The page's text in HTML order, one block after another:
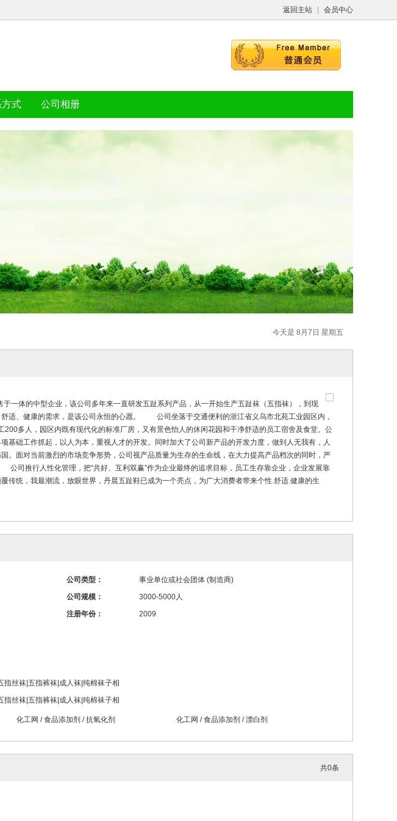
返回主站 会员中心
式 公司相册
今天是 8月7日 星期五
一体的中型企业，该公司多年来一直研发五趾系列产品，从一开始生产五趾袜（五指袜），到现
适、健康的需求，是该公司永恒的心愿。 公司坐落于交通便利的浙江省义乌市北苑工业园区内，
多人，园区内既有现代化的标准厂房，又有景色怡人的休闲花园和干净舒适的员工宿舍及食堂。公
基础工作抓起，以人为本，重视人才的开发。同时加大了公司新产品的开发力度，做到人无我有，人
。面对当前激烈的市场竞争形势，公司视产品质量为生存的生命线，在大力提高产品档次的同时，严
推行人性化管理，把“共好、互利双赢”作为企业最终的追求目标，员工生存靠企业，企业发展靠
传统，我最潮流，放眼世界，丹晨五趾鞋已成为一个亮点，为广大消费者带来个性.舒适.健康的生
公司类型：
事业单位或社会团体 (制造商)
公司规模：
3000-5000人
注册年份： 2009
指丝袜|五指裤袜|成人袜|纯棉袜子相
指丝袜|五指裤袜|成人袜|纯棉袜子相
化工网 /食品添加剂 /抗氧化剂 化工网 /食品添加剂 /漂白剂
共0条